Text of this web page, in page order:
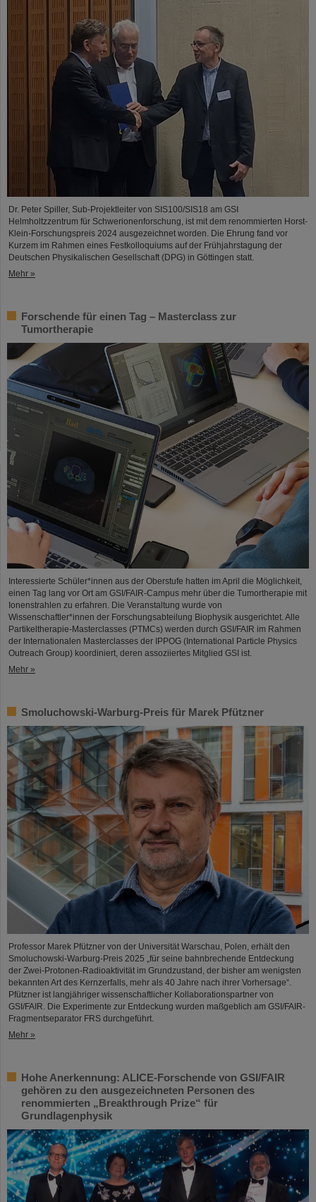
Dr. Peter Spiller, Sub-Projektleiter von SIS100/SIS18 am GSI
Helmholtzzentrum für Schwerionenforschung, ist mit dem renommierten Horst-
Klein-Forschungspreis 2024 ausgezeichnet worden. Die Ehrung fand vor
Kurzem im Rahmen eines Festkolloquiums auf der Frühjahrstagung der
Deutschen Physikalischen Gesellschaft (DPG) in Göttingen statt.
Mehr »
Forschende für einen Tag – Masterclass zur
Tumortherapie
Interessierte Schüler*innen aus der Oberstufe hatten im April die Möglichkeit,
einen Tag lang vor Ort am GSI/FAIR-Campus mehr über die Tumortherapie mit
Ionenstrahlen zu erfahren. Die Veranstaltung wurde von
Wissenschaftler*innen der Forschungsabteilung Biophysik ausgerichtet. Alle
Partikeltherapie-Masterclasses (PTMCs) werden durch GSI/FAIR im Rahmen
der Internationalen Masterclasses der IPPOG (International Particle Physics
Outreach Group) koordiniert, deren assoziiertes Mitglied GSI ist.
Mehr »
Smoluchowski-Warburg-Preis für Marek Pfützner
Professor Marek Pfützner von der Universität Warschau, Polen, erhält den
Smoluchowski-Warburg-Preis 2025 „für seine bahnbrechende Entdeckung
der Zwei-Protonen-Radioaktivität im Grundzustand, der bisher am wenigsten
bekannten Art des Kernzerfalls, mehr als 40 Jahre nach ihrer Vorhersage“.
Pfützner ist langjähriger wissenschaftlicher Kollaborationspartner von
GSI/FAIR. Die Experimente zur Entdeckung wurden maßgeblich am GSI/FAIR-
Fragmentseparator FRS durchgeführt.
Mehr »
Hohe Anerkennung: ALICE-Forschende von GSI/FAIR
gehören zu den ausgezeichneten Personen des
renommierten „Breakthrough Prize“ für
Grundlagenphysik